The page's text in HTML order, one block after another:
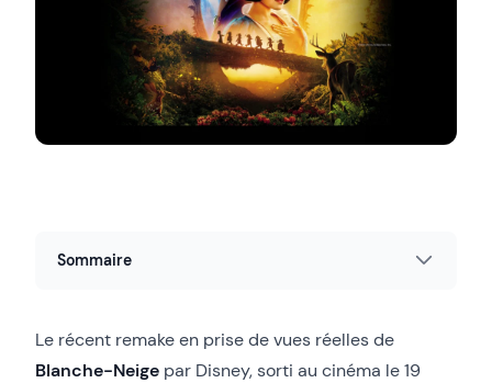
Sommaire
Le récent remake en prise de vues réelles de
Blanche-Neige par Disney, sorti au cinéma le 19